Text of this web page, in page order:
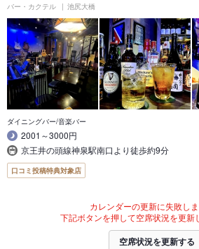
バー・カクテル 池尻大橋
ダイニングバー/音楽バー
2001～3000円
京王井の頭線神泉駅南口より徒歩約9分
口コミ投稿特典対象店
カレンダーの更新に失敗しま
下記ボタンを押して空席状況を更新
空席状況を更新する